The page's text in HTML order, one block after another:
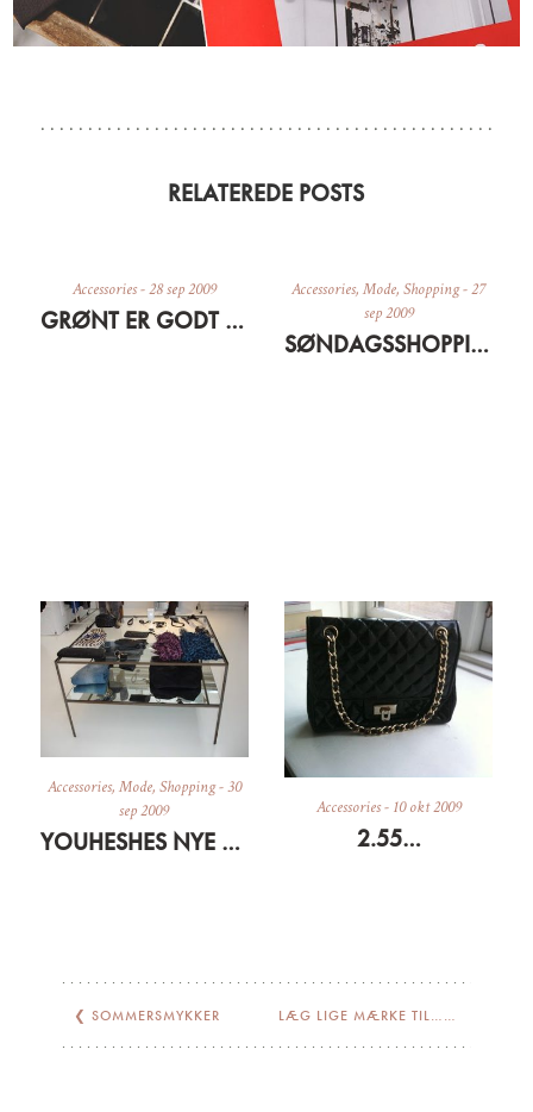
RELATEREDE POSTS
Accessories-28 sep 2009
GRØNT ER GODT FOR ØJNENE, SE BARE HER
Accessories,Mode,Shopping-27
sep 2009
SØNDAGSSHOPPING PÅ NETTET
Accessories, Mode, Shopping-30
sep 2009
YOUHESHES NYE SHOWROOM
Accessories- 10 okt 2009
2.55…
❮ SOMMERSMYKKER LÆG LIGE MÆRKE TIL…
❯